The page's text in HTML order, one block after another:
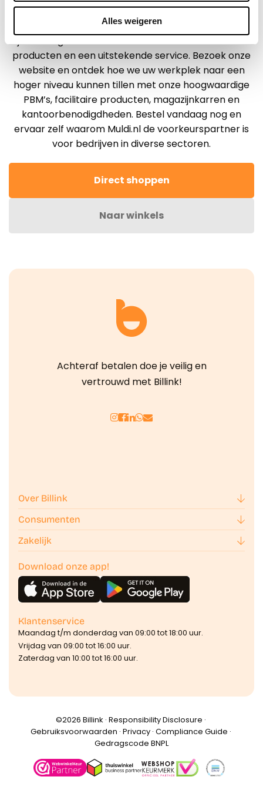
encookiebeleid.
We werken samen met42 derden die uw gegevens
kunnen ontvangen en verwerken.
Alles weigeren
oplossingen te bieden.
Bij Muldi.nl geloven we in het leveren van kwalitatieve
producten en een uitstekende service. Bezoek onze
website en ontdek hoe we uw werkplek naar een
hoger niveau kunnen tillen met onze hoogwaardige
PBM’s, facilitaire producten, magazijnkarren en
kantoorbenodigdheden. Bestel vandaag nog en
ervaar zelf waarom Muldi.nl de voorkeurspartner is
voor bedrijven in diverse sectoren.
Direct shoppen
Naar winkels
Achteraf betalen doe je veilig en
vertrouwd met Billink!
Over Billink
Consumenten
Zakelijk
Download onze app!
Klantenservice
Maandag t/m donderdag van 09:00 tot 18:00 uur.
Vrijdag van 09:00 tot 16:00 uur.
Zaterdag van 10:00 tot 16:00 uur.
©️2026 Billink · Responsibility Disclosure ·
Gebruiksvoorwaarden · Privacy· Compliance Guide ·
Gedragscode BNPL